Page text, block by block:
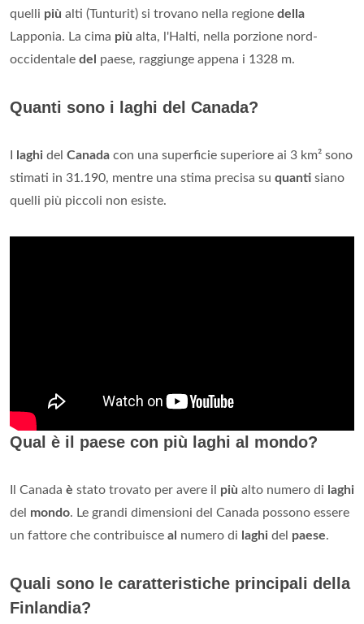
quelli più alti (Tunturit) si trovano nella regione della
Lapponia. La cima più alta, l'Halti, nella porzione nord-
occidentale del paese, raggiunge appena i 1328 m.
Quanti sono i laghi del Canada?
laghi del Canada con una superficie superiore ai 3 km² sono
stimati in 31.190, mentre una stima precisa su quanti siano
quelli più piccoli non esiste.
Qual è il paese con più laghi al mondo?
Il Canada è stato trovato per avere il più alto numero di laghi
del mondo. Le grandi dimensioni del Canada possono essere
un fattore che contribuisce al numero di laghi del paese.
Quali sono le caratteristiche principali della
Finlandia?